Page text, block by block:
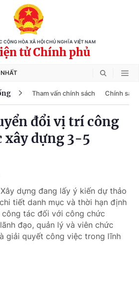
CỘNG HÒA XÃ HỘI CHỦ NGHĨA VIỆT NAM
tử Chính phủ
Tham vấn chính sách Chính
đổi vị trí công
xây dựng 3-5
dựng đang lấy ý kiến dự thảo
tiết danh mục và thời hạn định
tác đối với công chức
đạo, quản lý và viên chức
giải quyết công việc trong lĩnh